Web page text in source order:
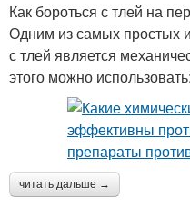
Как бороться с тлей на
Одним из самых простых
с тлей является
этого можно использовать:
читать дальше →